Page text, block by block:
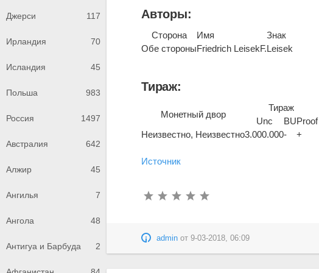
Джерси 117
Ирландия 70
Исландия 45
Польша 983
Россия 1497
Австралия 642
Алжир 45
Ангилья 7
Ангола 48
Антигуа и Барбуда 2
Авторы:
Сторона Имя
Знак
Обе стороныFriedrich LeisekF.Leisek
Тираж:
Монетный двор
Тираж
Unc
BUProof
Неизвестно, Неизвестно3.000.000- +
Источник
admin от9-03-2018, 06:09